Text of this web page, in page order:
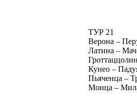
ТУР 21
Верона –
Латина –
Кунео –
Пьяченца –
Монца –